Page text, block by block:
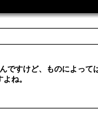
ですけど、ものによって
ね。